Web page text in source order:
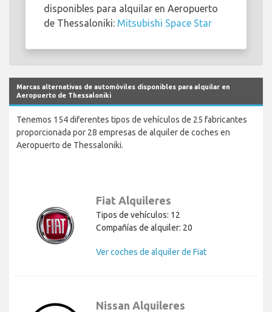
disponibles para alquilar en Aeropuerto
de Thessaloniki: Mitsubishi Space Star
Marcas alternativas de automóviles disponibles para alquilar en
Aeropuerto de Thessaloniki
Tenemos 154 diferentes tipos de vehículos de 25 fabricantes
proporcionada por 28 empresas de alquiler de coches en
Aeropuerto de Thessaloniki.
Fiat Alquileres
Tipos de vehículos: 12
Compañías de alquiler: 20
Ver coches de alquiler de Fiat
Nissan Alquileres